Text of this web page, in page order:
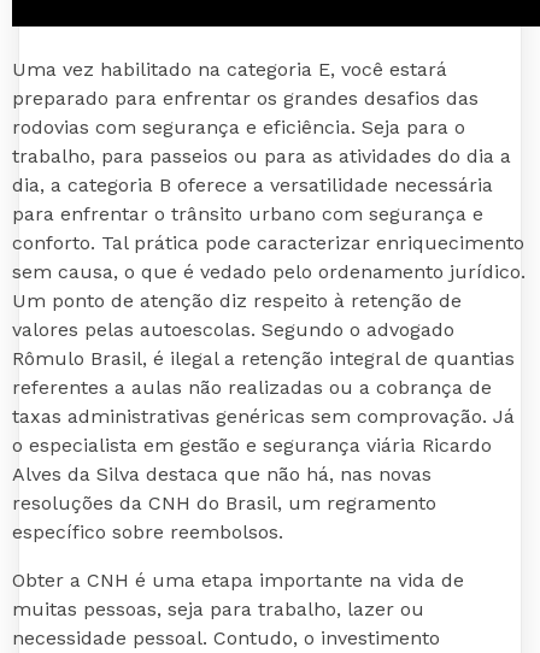
Uma vez habilitado na categoria E, você estará
preparado para enfrentar os grandes desafios das
rodovias com segurança e eficiência. Seja para o
trabalho, para passeios ou para as atividades do dia a
dia, a categoria B oferece a versatilidade necessária
para enfrentar o trânsito urbano com segurança e
conforto. Tal prática pode caracterizar enriquecimento
sem causa, o que é vedado pelo ordenamento jurídico.
Um ponto de atenção diz respeito à retenção de
valores pelas autoescolas. Segundo o advogado
Rômulo Brasil, é ilegal a retenção integral de quantias
referentes a aulas não realizadas ou a cobrança de
taxas administrativas genéricas sem comprovação. Já
o especialista em gestão e segurança viária Ricardo
Alves da Silva destaca que não há, nas novas
resoluções da CNH do Brasil, um regramento
específico sobre reembolsos.
Obter a CNH é uma etapa importante na vida de
muitas pessoas, seja para trabalho, lazer ou
necessidade pessoal. Contudo, o investimento